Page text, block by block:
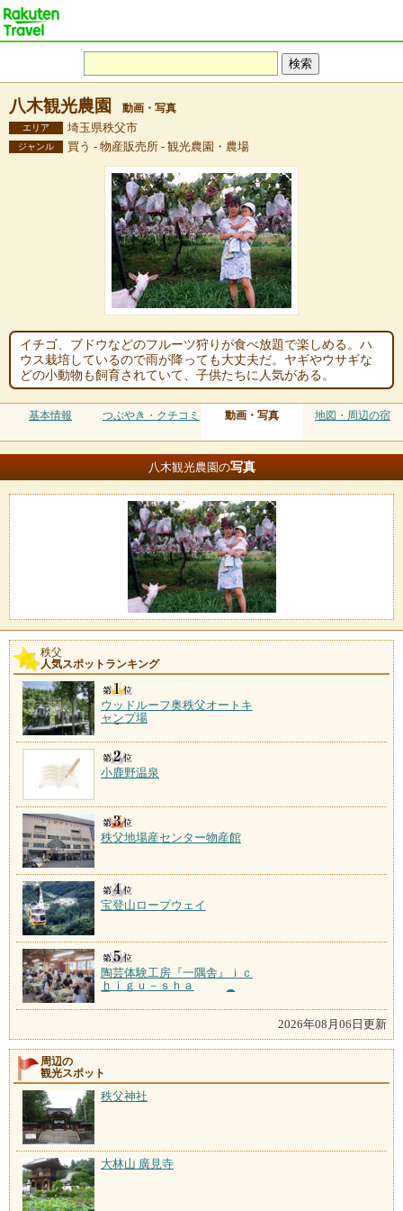
八木観光農園 動画・写真
エリア 埼玉県秩父市
ジャンル 買う - 物産販売所 - 観光農園・農場
イチゴ、ブドウなどのフルーツ狩りが食べ放題で楽しめる。ハ
ウス栽培しているので雨が降っても大丈夫だ。ヤギやウサギな
どの小動物も飼育されていて、子供たちに人気がある。
基本情報 つぶやき・クチコミ 動画・写真 地図・周辺の宿
八木観光農園の写真
秩父
人気スポットランキング
ウッドルーフ奥秩父オートキ
ャンプ場
小鹿野温泉
秩父地場産センター物産館
宝登山ロープウェイ
陶芸体験工房『一隅舎』ｉｃ
ｈｉｇｕ－ｓｈａ
2026年08月06日更新
周辺の
観光スポット
秩父神社
大林山 廣見寺